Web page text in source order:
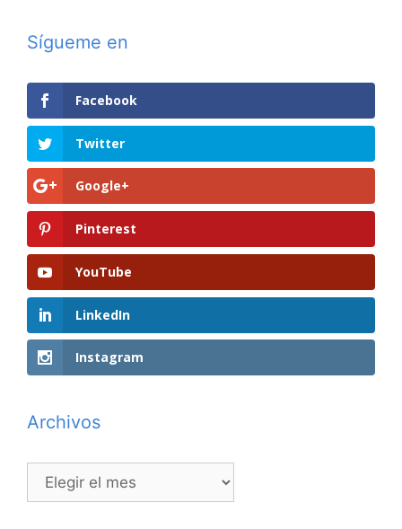
Sígueme en
Facebook
Twitter
Google+
Pinterest
YouTube
LinkedIn
Instagram
Archivos
Archivos